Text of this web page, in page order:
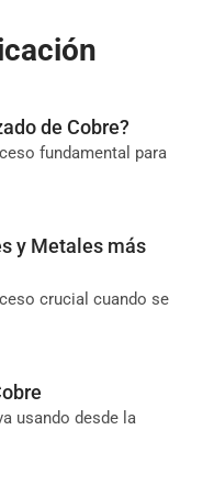
de Cobre?
fundamental para
y Metales más
crucial cuando se
usando desde la